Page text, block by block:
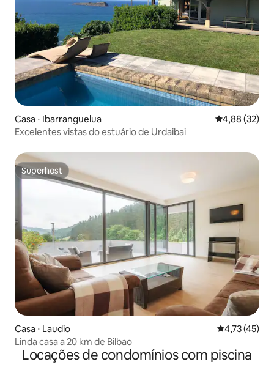
Casa ⋅ Ibarranguelua 4,88 de uma
4,88 (32)
Excelentes vistas do estuário de Urdaibai
Superhost
Superhost
Casa ⋅ Laudio 4,73 de uma
4,73 (45)
Linda casa a 20 km de Bilbao
Locações de condomínios com piscina